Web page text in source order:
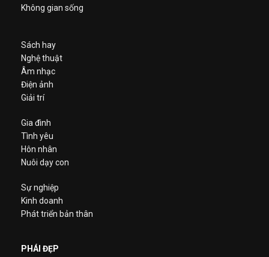
Không gian sống
Sách hay
Nghệ thuật
Âm nhạc
Điện ảnh
Giải trí
Gia đình
Tình yêu
Hôn nhân
Nuôi dạy con
Sự nghiệp
Kinh doanh
Phát triển bản thân
PHÁI ĐẸP